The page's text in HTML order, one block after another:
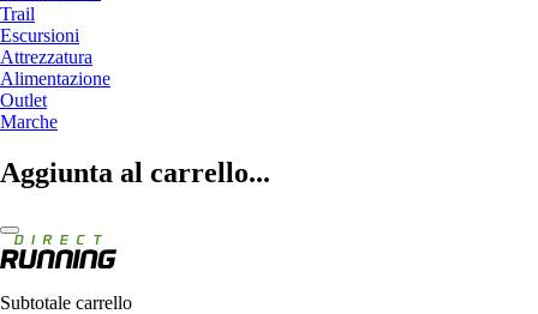
Trail
Escursioni
Attrezzatura
Alimentazione
Outlet
Marche
Aggiunta al carrello...
Subtotale carrello